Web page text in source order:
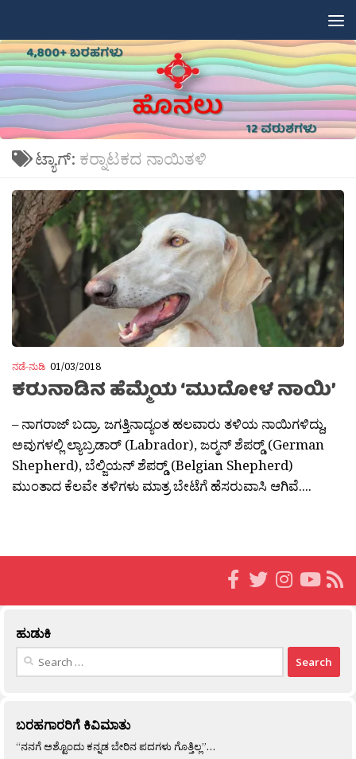
ಟ್ಯಾಗ್: ಕರ‍್ನಾಟಕದ ನಾಯಿತಳಿ
ನಡೆ-ನುಡಿ 01/03/2018
ಕರುನಾಡಿನ ಹೆಮ್ಮೆಯ ‘ಮುದೋಳ ನಾಯಿ’
– ನಾಗರಾಜ್ ಬದ್ರಾ. ಜಗತ್ತಿನಾದ್ಯಂತ ಹಲವಾರು ತಳಿಯ ನಾಯಿಗಳಿದ್ದು,
ಅವುಗಳಲ್ಲಿ ಲ್ಯಾಬ್ರಡಾರ್ (Labrador), ಜರ‍್ಮನ್ ಶೆಪರ‍್ಡ್ (German
Shepherd), ಬೆಲ್ಜಿಯನ್ ಶೆಪರ‍್ಡ್ (Belgian Shepherd)
ಮುಂತಾದ ಕೆಲವೇ ತಳಿಗಳು ಮಾತ್ರ ಬೇಟೆಗೆ ಹೆಸರುವಾಸಿ ಆಗಿವೆ....
ಹುಡುಕಿ
Search
ಬರಹಗಾರರಿಗೆ ಕಿವಿಮಾತು
“ನನಗೆ ಅಶ್ಟೊಂದು ಕನ್ನಡ ಬೇರಿನ ಪದಗಳು ಗೊತ್ತಿಲ್ಲ”…